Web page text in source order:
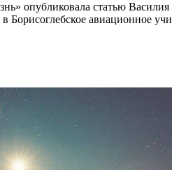
опубликовала статью
Борисоглебское авиационное